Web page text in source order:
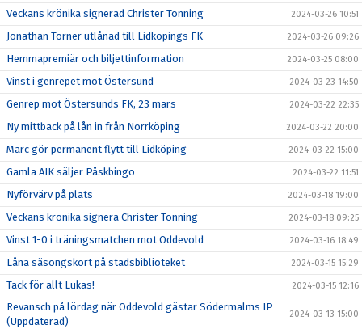
Veckans krönika signerad Christer Tonning 2024-03-26 10:51
Jonathan Törner utlånad till Lidköpings FK 2024-03-26 09:26
Hemmapremiär och biljettinformation 2024-03-25 08:00
Vinst i genrepet mot Östersund 2024-03-23 14:50
Genrep mot Östersunds FK, 23 mars 2024-03-22 22:35
Ny mittback på lån in från Norrköping 2024-03-22 20:00
Marc gör permanent flytt till Lidköping 2024-03-22 15:00
Gamla AIK säljer Påskbingo 2024-03-22 11:51
Nyförvärv på plats 2024-03-18 19:00
Veckans krönika signera Christer Tonning 2024-03-18 09:25
Vinst 1-0 i träningsmatchen mot Oddevold 2024-03-16 18:49
Låna säsongskort på stadsbiblioteket 2024-03-15 15:29
Tack för allt Lukas! 2024-03-15 12:16
Revansch på lördag när Oddevold gästar Södermalms IP
(Uppdaterad)
2024-03-13 15:00